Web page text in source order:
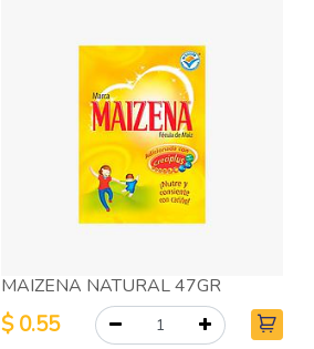
MAIZENA NATURAL 47GR
$0.55